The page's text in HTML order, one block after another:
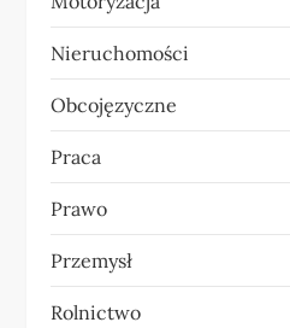
Nieruchomości
Obcojęzyczne
Praca
Prawo
Przemysł
Rolnictwo